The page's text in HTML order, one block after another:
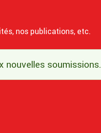
nos publications, etc.
nouvelles soumissions.